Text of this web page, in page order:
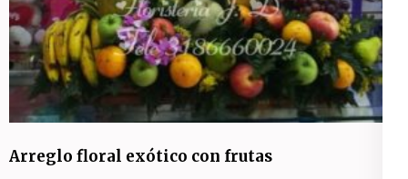
Arreglo floral exótico con frutas